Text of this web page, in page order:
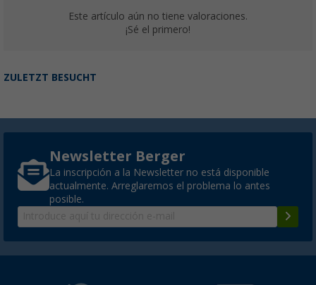
Este artículo aún no tiene valoraciones.
¡Sé el primero!
ZULETZT BESUCHT
Newsletter Berger
La inscripción a la Newsletter no está disponible
actualmente. Arreglaremos el problema lo antes
posible.